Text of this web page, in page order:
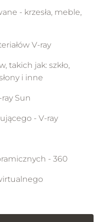
już gotowy, pokażę
Wytłumaczę Ci,
Light plane, IES oraz
parametry.
z
podłogowe
kuchenna
kuchenna
- krzesła, meble,
V-ray
takich jak: szkło,
i inne
Sun
- V-ray
- 360